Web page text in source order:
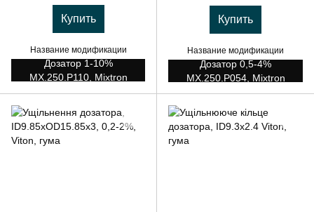
Купить
Название модификации
Дозатор 1-10%
MX.250.P110, Mixtron
Купить
Название модификации
Дозатор 0,5-4%
MX.250.P054, Mixtron